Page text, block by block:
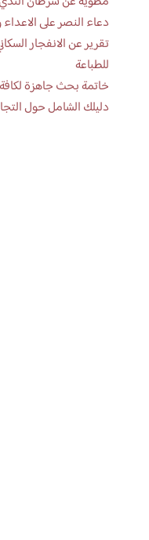
دعاء النصر على
للطباعة
خاتمة بحث جاهزة
دليلك الشامل حول